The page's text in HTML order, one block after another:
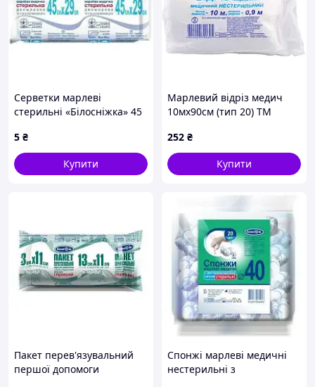
Серветки марлеві
стерильні «Білосніжка» 45
5 ₴
Купити
Марлевий відріз медич
10мх90см (тип 20) ТМ
252 ₴
Купити
Пакет перев'язувальний
першої допомоги
Спонжі марлеві медичні
нестерильні з